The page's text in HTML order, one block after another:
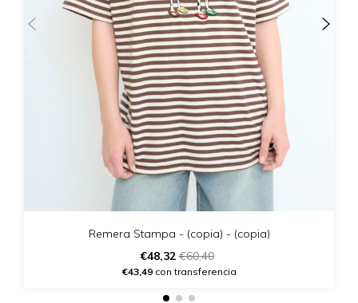
Remera Stampa - (copia) - (copia)
€48,32€60,40
€43,49con transferencia